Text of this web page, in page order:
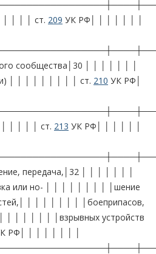
│ │ │ │ ст. 209 УК РФ│ │ │ │ │ │ │
сообщества│30 │ │ │ │ │ │ │
│ │ │ │ │ │ │ │ │ ст. 210 УК РФ│
│ │ │ │ │ ст. 213 УК РФ│ │ │ │ │ │
передача,│32 │ │ │ │ │ │ │
или но- │ │ │ │ │ │ │ │ │шение
│ │ │ │ │ │ │ │боеприпасов,
│ │ │ │ │ │ │взрывных устройств
РФ│ │ │ │ │ │ │ │